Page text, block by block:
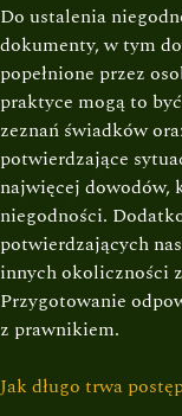
Do ustalenia
dokumenty, w tym
popełnione przez
praktyce mogą to
zeznań świadków
potwierdzające
najwięcej dowodów,
niegodności.
potwierdzających
innych okoliczności
Przygotowanie
z prawnikiem.
Jak długo trwa